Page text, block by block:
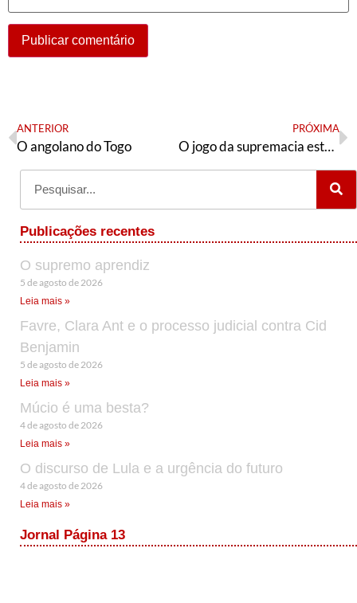
ANTERIOR
O angolano do Togo
PRÓXIMA
O jogo da supremacia está reaberto
Publicações recentes
O supremo aprendiz
5 de agosto de 2026
Leia mais »
Favre, Clara Ant e o processo judicial contra Cid
Benjamin
5 de agosto de 2026
Leia mais »
Múcio é uma besta?
4 de agosto de 2026
Leia mais »
O discurso de Lula e a urgência do futuro
4 de agosto de 2026
Leia mais »
Jornal Página 13